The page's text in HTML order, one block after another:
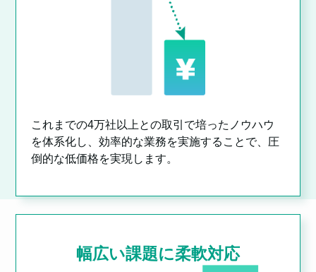
これまでの4万社以上との取引で培ったノウハウ
を体系化し、効率的な業務を実施することで、圧
倒的な低価格を実現します。
幅広い課題に柔軟対応